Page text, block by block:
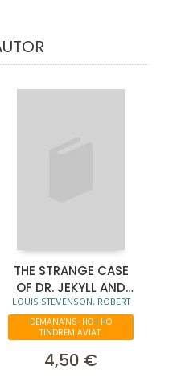
THE STRANGE CASE
OF DR. JEKYLL AND
MR. HYDE
LOUIS STEVENSON, ROBERT
DEMANA'NS-HO I HO
TINDREM AVIAT.
4,50 €